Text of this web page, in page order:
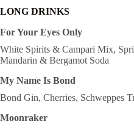
LONG DRINKS
For Your Eyes Only
White Spirits & Campari Mix,
Mandarin & Bergamot Soda
My Name Is Bond
Bond Gin, Cherries, Schweppes
Moonraker